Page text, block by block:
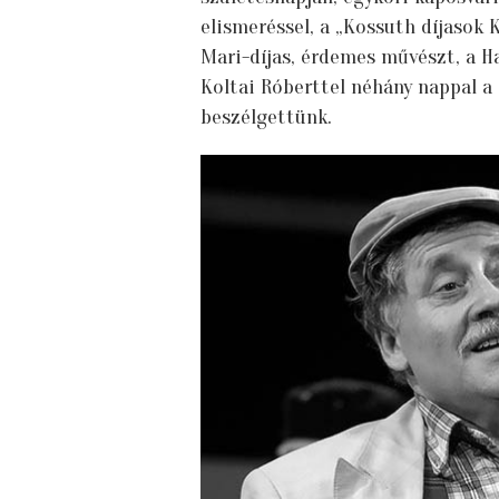
elismeréssel, a „Kossuth díjasok
Mari-díjas, érdemes művészt, a
Koltai Róberttel néhány nappal
beszélgettünk.